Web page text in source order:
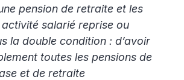
pension de retraite et les
activité salarié reprise ou
la double condition : d’avoir
toutes les pensions de
et de retraite